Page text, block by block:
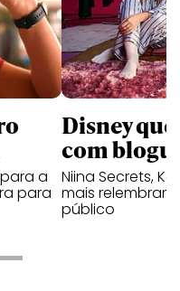
a
para
Disney
com
Niina Secrets,
mais
público